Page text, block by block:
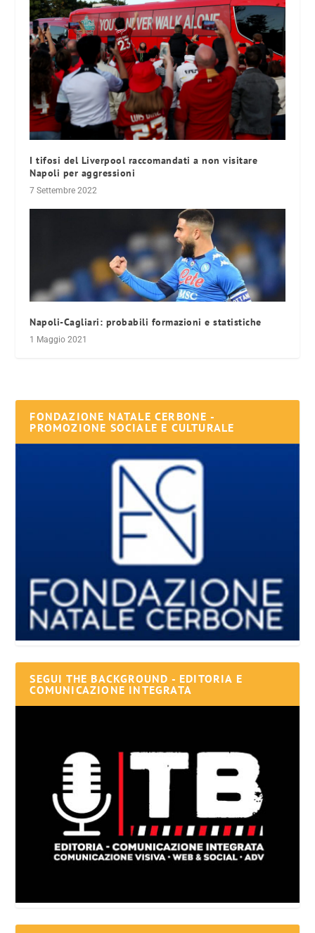
I tifosi del Liverpool raccomandati a non visitare
Napoli per aggressioni
7 Settembre 2022
Napoli-Cagliari: probabili formazioni e statistiche
1 Maggio 2021
FONDAZIONE NATALE CERBONE -
PROMOZIONE SOCIALE E CULTURALE
SEGUI THE BACKGROUND - EDITORIA E
COMUNICAZIONE INTEGRATA